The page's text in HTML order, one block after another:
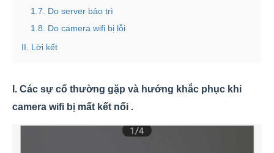
1.7. Do server bảo trì
1.8. Do camera wifi bị lỗi
II. Lời kết
I. Các sự cố thường gặp và hướng khắc phục khi
camera wifi bị mất kết nối .